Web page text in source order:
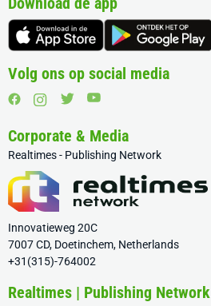
Volg ons op social media
Corporate & Media
Realtimes - Publishing Network
Innovatieweg 20C
7007 CD, Doetinchem, Netherlands
+31(315)-764002
Realtimes | Publishing Network